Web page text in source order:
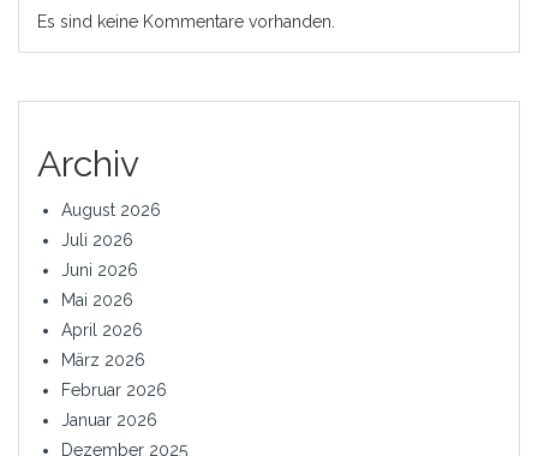
Es sind keine Kommentare vorhanden.
Archiv
August 2026
Juli 2026
Juni 2026
Mai 2026
April 2026
März 2026
Februar 2026
Januar 2026
Dezember 2025